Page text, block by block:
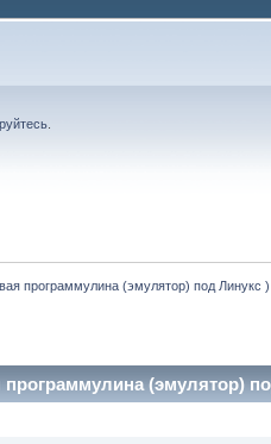
программулина (эмулятор) под Линукс )
(эмулятор)